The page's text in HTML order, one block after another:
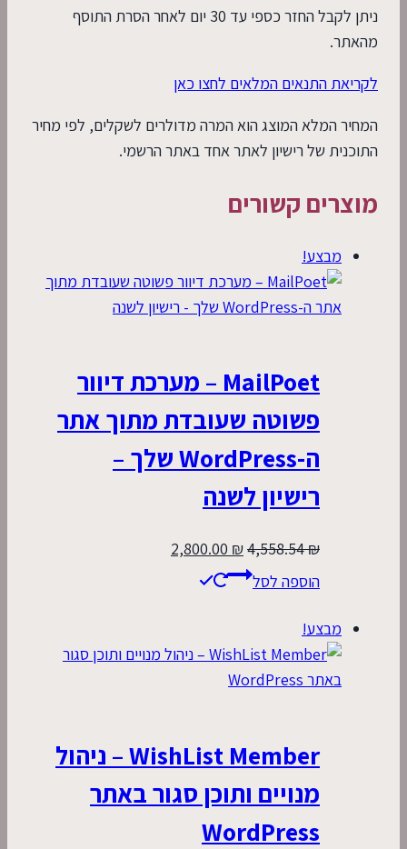
ניתן לקבל החזר כספי עד 30 יום לאחר הסרת התוסף
מהאתר.
לקריאת התנאים המלאים לחצו כאן
המחיר המלא המוצג הוא המרה מדולרים לשקלים, לפי מחיר
התוכנית של רישיון לאתר אחד באתר הרשמי.
מוצרים קשורים
מבצע!
MailPoet – מערכת דיוור
פשוטה שעובדת מתוך אתר
ה-WordPress שלך –
רישיון לשנה
4,558.54₪
המחיר
המקורי
2,800.00 ₪
הוספה לסל
מבצע!
WishList Member – ניהול
מנויים ותוכן סגור באתר
WordPress